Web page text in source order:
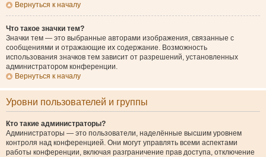
Вернуться к началу
Что такое значки тем?
Значки тем — это выбранные авторами изображения, связанные с
сообщениями и отражающие их содержание. Возможность
использования значков тем зависит от разрешений, установленных
администратором конференции.
Вернуться к началу
Уровни пользователей и группы
Кто такие администраторы?
Администраторы — это пользователи, наделённые высшим уровнем
контроля над конференцией. Они могут управлять всеми аспектами
работы конференции, включая разграничение прав доступа, отключение